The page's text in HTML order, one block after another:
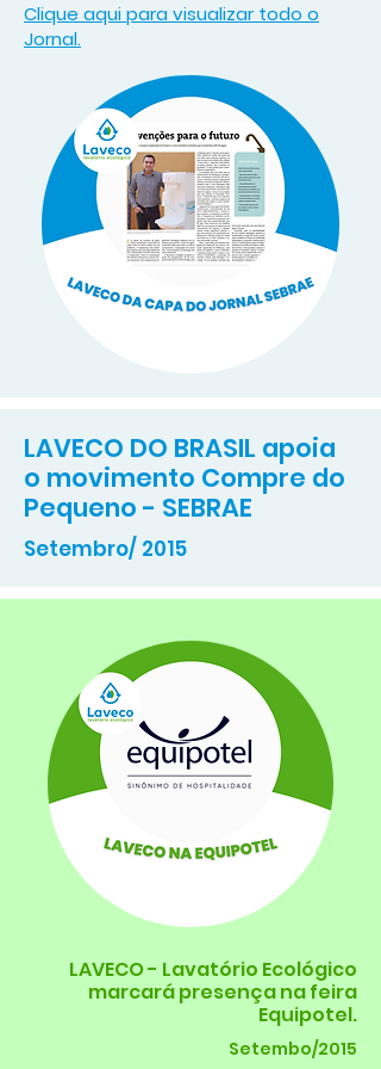
Clique aqui para visualizar todo o
Jornal.
LAVECO DO BRASIL apoia
o movimento Compre do
Pequeno - SEBRAE
Setembro/ 2015
LAVECO - Lavatório Ecológico
marcará presença na feira
Equipotel.
Setembo/2015